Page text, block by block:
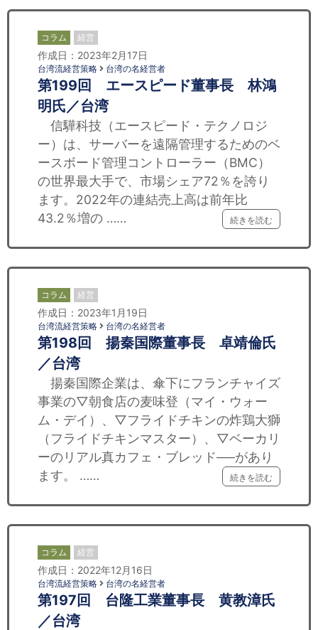
コラム 経営
作成日：2023年2月17日
台湾流経営策略 台湾の名経営者
第199回 エースピード董事長 林鴻
明氏／台湾
信驊科技（エースピード・テクノロジ
ー）は、サーバーを遠隔管理するためのベ
ースボード管理コントローラー（BMC）
の世界最大手で、市場シェア72％を誇り
ます。2022年の連結売上高は前年比
43.2％増の ……
続きを読む
コラム 経営
作成日：2023年1月19日
台湾流経営策略 台湾の名経営者
第198回 揚秦国際董事長 卓靖倫氏
／台湾
揚秦国際企業は、傘下にフランチャイズ
事業の▽朝食店の麦味登（マイ・ウォー
ム・デイ）、▽フライドチキンの炸鶏大獅
（フライドチキンマスター）、▽ベーカリ
ーのリアル真カフェ・ブレッド──があり
ます。 ……
続きを読む
コラム 経営
作成日：2022年12月16日
台湾流経営策略 台湾の名経営者
第197回 台隆工業董事長 黄教漳氏
／台湾